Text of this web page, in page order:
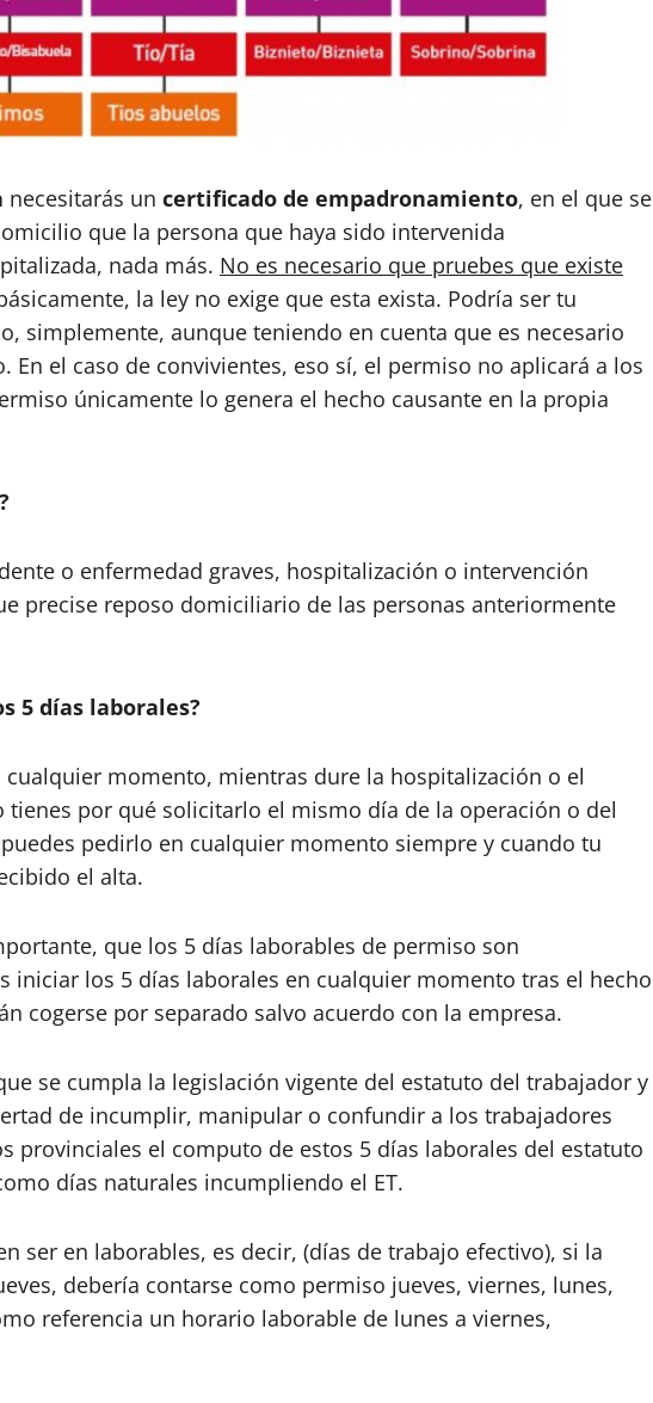
necesitarás un certificado de empadronamiento, en el que se
que la persona que haya sido intervenida
nada más. No es necesario que pruebes que existe
la ley no exige que esta exista. Podría ser tu
simplemente, aunque teniendo en cuenta que es necesario
En el caso de convivientes, eso sí, el permiso no aplicará a los
únicamente lo genera el hecho causante en la propia
o enfermedad graves, hospitalización o intervención
precise reposo domiciliario de las personas anteriormente
5 días laborales?
momento, mientras dure la hospitalización o el
por qué solicitarlo el mismo día de la operación o del
pedirlo en cualquier momento siempre y cuando tu
el alta.
que los 5 días laborables de permiso son
iniciar los 5 días laborales en cualquier momento tras el hecho
cogerse por separado salvo acuerdo con la empresa.
se cumpla la legislación vigente del estatuto del trabajador y
de incumplir, manipular o confundir a los trabajadores
provinciales el computo de estos 5 días laborales del estatuto
días naturales incumpliendo el ET.
ser en laborables, es decir, (días de trabajo efectivo), si la
debería contarse como permiso jueves, viernes, lunes,
referencia un horario laborable de lunes a viernes,